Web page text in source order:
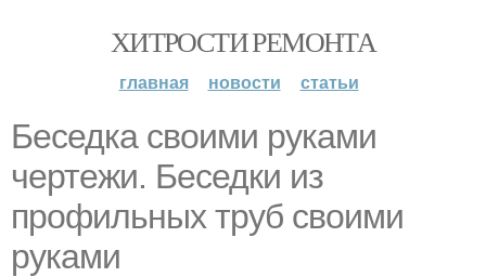
ХИТРОСТИ РЕМОНТА
главная новости статьи
Беседка своими руками
чертежи. Беседки из
профильных труб своими
руками